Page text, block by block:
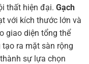
thất hiện đại. Gạch
với kích thước lớn và
giao diện tổng thể
ra mặt sàn rộng
sự lựa chọn